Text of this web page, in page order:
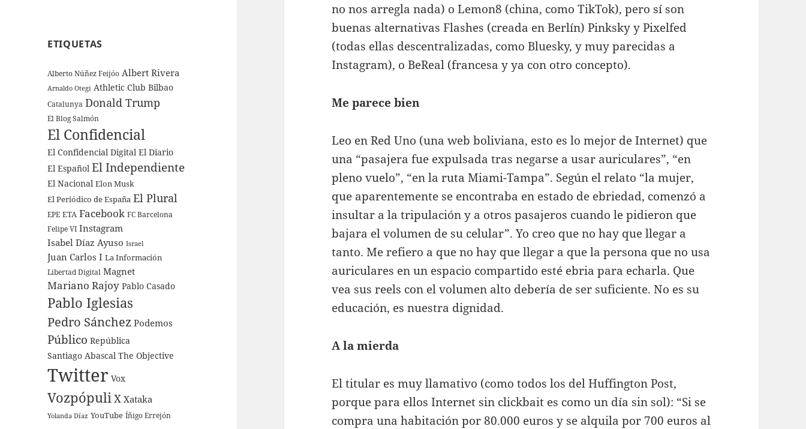
ETIQUETAS
Alberto Núñez Feijóo Albert Rivera
Arnaldo Otegi Athletic Club Bilbao
Catalunya Donald Trump
El Blog Salmón
El Confidencial
El Confidencial Digital El Diario
El Español El Independiente
El Nacional Elon Musk
El Periódico de España El Plural
EPE ETA Facebook FC Barcelona
Felipe VI Instagram
Isabel Díaz Ayuso Israel
Juan Carlos I La Información
Libertad Digital Magnet
Mariano Rajoy Pablo Casado
Pablo Iglesias
Pedro Sánchez Podemos
Público República
Santiago Abascal The Objective
Twitter Vox
Vozpópuli X Xataka
Yolanda Díaz YouTube Íñigo Errejón
no nos arregla nada) o Lemon8 (china, como TikTok), pero sí son
buenas alternativas Flashes (creada en Berlín) Pinksky y Pixelfed
(todas ellas descentralizadas, como Bluesky, y muy parecidas a
Instagram), o BeReal (francesa y ya con otro concepto).
Me parece bien
Leo en Red Uno (una web boliviana, esto es lo mejor de Internet) que
una “pasajera fue expulsada tras negarse a usar auriculares”, “en
pleno vuelo”, “en la ruta Miami-Tampa”. Según el relato “la mujer,
que aparentemente se encontraba en estado de ebriedad, comenzó a
insultar a la tripulación y a otros pasajeros cuando le pidieron que
bajara el volumen de su celular”. Yo creo que no hay que llegar a
tanto. Me refiero a que no hay que llegar a que la persona que no usa
auriculares en un espacio compartido esté ebria para echarla. Que
vea sus reels con el volumen alto debería de ser suficiente. No es su
educación, es nuestra dignidad.
A la mierda
El titular es muy llamativo (como todos los del Huffington Post,
porque para ellos Internet sin clickbait es como un día sin sol): “Si se
compra una habitación por 80.000 euros y se alquila por 700 euros al